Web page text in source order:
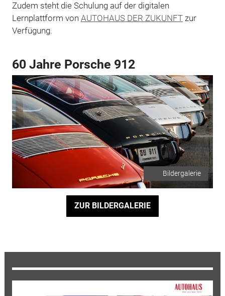
Zudem steht die Schulung auf der digitalen
Lernplattform von AUTOHAUS DER ZUKUNFTzur
Verfügung.
60 Jahre Porsche 912
Bildergalerie
ZUR BILDERGALERIE